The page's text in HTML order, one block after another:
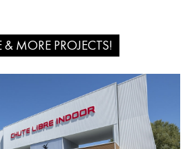
MORE PROJECTS!